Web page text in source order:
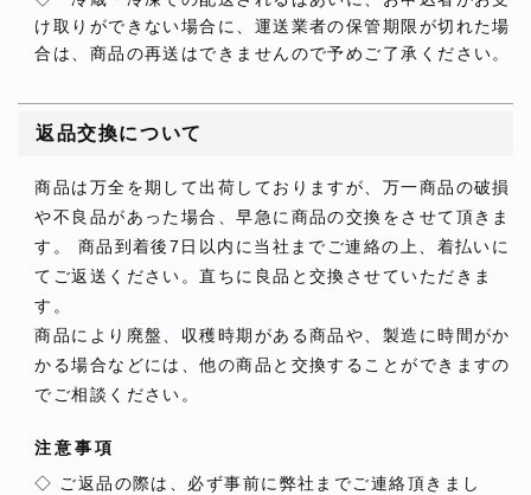
け取りができない場合に、運送業者の保管期限が切れた場
合は、商品の再送はできませんので予めご了承ください。
返品交換について
商品は万全を期して出荷しておりますが、万一商品の破損
や不良品があった場合、早急に商品の交換をさせて頂きま
す。 商品到着後7日以内に当社までご連絡の上、着払いに
てご返送ください。直ちに良品と交換させていただきま
す。
商品により廃盤、収穫時期がある商品や、製造に時間がか
かる場合などには、他の商品と交換することができますの
でご相談ください。
注意事項
◇ ご返品の際は、必ず事前に弊社までご連絡頂きまし